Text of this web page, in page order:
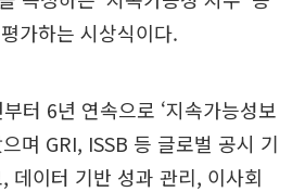
가하는 시상식이다.
터 6년 연속으로 ‘지속가능성보
며 GRI, ISSB 등 글로벌 공시 기
데이터 기반 성과 관리, 이사회